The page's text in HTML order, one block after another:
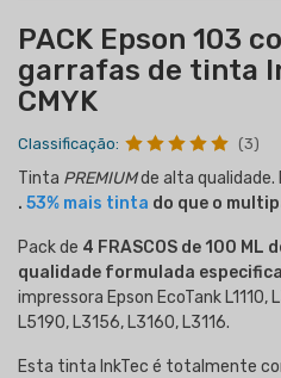
PACK Epson 103
garrafas de tinta
CMYK
Classificação: (3)
Tinta PREMIUMde alta qualidade.
. 53% mais tinta do que o
Pack de 4 FRASCOS de 100 ML
qualidade formulada
impressora Epson EcoTank L1110,
L5190, L3156, L3160, L3116.
Esta tinta InkTec é totalmente